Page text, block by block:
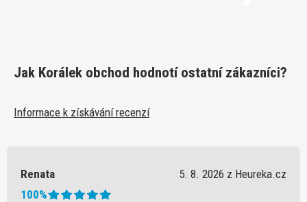
Jak Korálek obchod hodnotí ostatní zákazníci?
Informace k získávání recenzí
Renata
5. 8. 2026 z Heureka.cz
100%